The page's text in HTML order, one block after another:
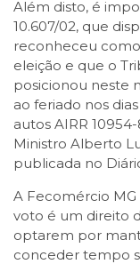
Além disto, é
10.607/02, que
reconheceu
eleição e que o
posicionou neste
ao feriado nos
autos AIRR
Ministro Alberto
publicada no
A Fecomércio
voto é um direito
optarem por
conceder tempo